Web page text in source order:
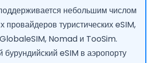
небольшим числом
туристических eSIM,
Nomad и TooSim.
бурундийский eSIM в аэропорту